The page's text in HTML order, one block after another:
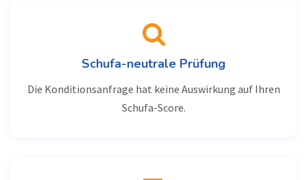
Schufa-neutrale Prüfung
Die Konditionsanfrage hat keine Auswirkung auf Ihren
Schufa-Score.